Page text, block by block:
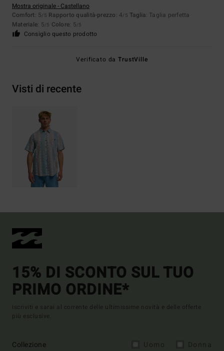
Mostra originale - Castellano
Comfort: 5/5 Rapporto qualità-prezzo: 4/5 Taglia: Taglia perfetta
Materiale: 5/5 Colore: 5/5
Consiglio questo prodotto
Verificato daTrustVille
Visti di recente
15% DI SCONTO SUL TUO
PRIMO ORDINE*
Iscriviti e sarai al corrente delle ultimissime novità e delle offerte
più esclusive.
Collezione